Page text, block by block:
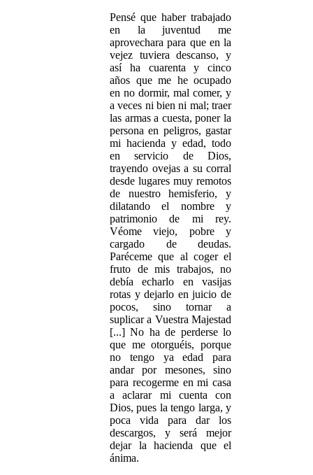
Pensé que haber trabajado
en la juventud me
aprovechara para que en la
vejez tuviera descanso, y
así ha cuarenta y cinco
años que me he ocupado
en no dormir, mal comer, y
a veces ni bien ni mal; traer
las armas a cuesta, poner la
persona en peligros, gastar
mi hacienda y edad, todo
en servicio de Dios,
trayendo ovejas a su corral
desde lugares muy remotos
de nuestro hemisferio, y
dilatando el nombre y
patrimonio de mi rey.
Véome viejo, pobre y
cargado de deudas.
Paréceme que al coger el
fruto de mis trabajos, no
debía echarlo en vasijas
rotas y dejarlo en juicio de
pocos, sino tornar a
suplicar a Vuestra Majestad
[...] No ha de perderse lo
que me otorguéis, porque
no tengo ya edad para
andar por mesones, sino
para recogerme en mi casa
a aclarar mi cuenta con
Dios, pues la tengo larga, y
poca vida para dar los
descargos, y será mejor
dejar la hacienda que el
ánima.